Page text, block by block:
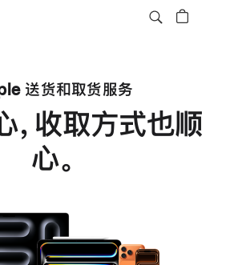
送货和取货服务
，收取方式也顺
心。